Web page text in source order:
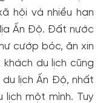
hội và nhiều hạn
Ấn Độ. Đất nước
cướp bóc, ăn xin
du lịch cũng
lịch Ấn Độ, nhất
lịch một mình. Tuy